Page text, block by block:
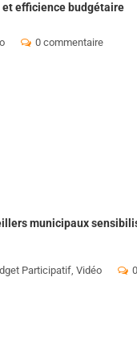
et efficience budgétaire
0 commentaire
municipaux
Participatif, Vidéo